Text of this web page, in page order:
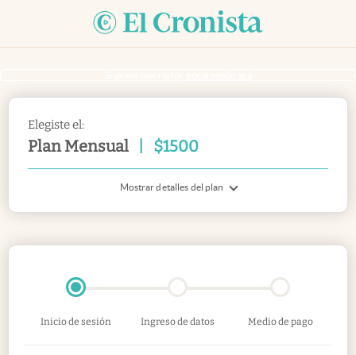
Elegiste el:
Plan Mensual $1500
Mostrar detalles del plan
Inicio de sesión Ingreso de datos Medio de pago